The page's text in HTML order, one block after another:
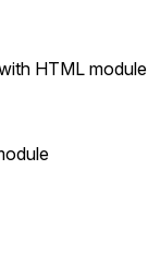
HTML module